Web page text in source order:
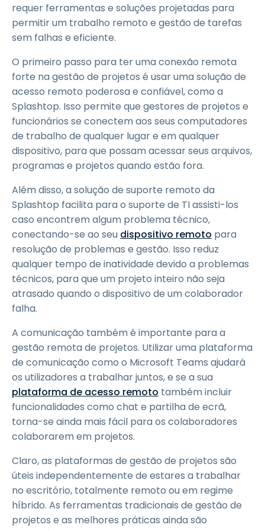
requer ferramentas e soluções projetadas para
permitir um trabalho remoto e gestão de tarefas
sem falhas e eficiente.
O primeiro passo para ter uma conexão remota
forte na gestão de projetos é usar uma solução de
acesso remoto poderosa e confiável, como a
Splashtop. Isso permite que gestores de projetos e
funcionários se conectem aos seus computadores
de trabalho de qualquer lugar e em qualquer
dispositivo, para que possam acessar seus arquivos,
programas e projetos quando estão fora.
Além disso, a solução de suporte remoto da
Splashtop facilita para o suporte de TI assisti-los
caso encontrem algum problema técnico,
conectando-se ao seu dispositivo remoto para
resolução de problemas e gestão. Isso reduz
qualquer tempo de inatividade devido a problemas
técnicos, para que um projeto inteiro não seja
atrasado quando o dispositivo de um colaborador
falha.
A comunicação também é importante para a
gestão remota de projetos. Utilizar uma plataforma
de comunicação como o Microsoft Teams ajudará
os utilizadores a trabalhar juntos, e se a sua
plataforma de acesso remoto também incluir
funcionalidades como chat e partilha de ecrã,
torna-se ainda mais fácil para os colaboradores
colaborarem em projetos.
Claro, as plataformas de gestão de projetos são
úteis independentemente de estares a trabalhar
no escritório, totalmente remoto ou em regime
híbrido. As ferramentas tradicionais de gestão de
projetos e as melhores práticas ainda são